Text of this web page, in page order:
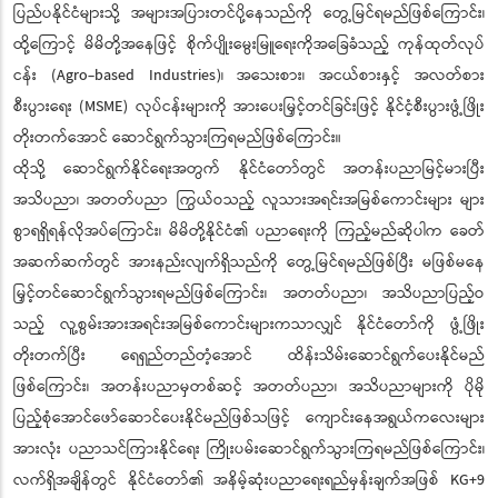
ပြည်ပနိုင်ငံများသို့ အများအပြားတင်ပို့နေသည်ကို တွေ့မြင်ရမည်ဖြစ်ကြောင်း၊
ထို့ကြောင့် မိမိတို့အနေဖြင့် စိုက်ပျိုးမွေးမြူရေးကိုအခြေခံသည့် ကုန်ထုတ်လုပ်
ငန်း (Agro-based Industries)၊ အသေးစား၊ အငယ်စားနှင့် အလတ်စား
စီးပွားရေး (MSME) လုပ်ငန်းများကို အားပေးမြှင့်တင်ခြင်းဖြင့် နိုင်ငံ့စီးပွားဖွံ့ဖြိုး
တိုးတက်အောင် ဆောင်ရွက်သွားကြရမည်ဖြစ်ကြောင်း။
ထိုသို့ ဆောင်ရွက်နိုင်ရေးအတွက် နိုင်ငံတော်တွင် အတန်းပညာမြင့်မားပြီး
အသိပညာ၊ အတတ်ပညာ ကြွယ်ဝသည့် လူသားအရင်းအမြစ်ကောင်းများ များ
စွာရရှိရန်လိုအပ်ကြောင်း၊ မိမိတို့နိုင်ငံ၏ ပညာရေးကို ကြည့်မည်ဆိုပါက ခေတ်
အဆက်ဆက်တွင် အားနည်းလျက်ရှိသည်ကို တွေ့မြင်ရမည်ဖြစ်ပြီး မဖြစ်မနေ
မြှင့်တင်ဆောင်ရွက်သွားရမည်ဖြစ်ကြောင်း၊ အတတ်ပညာ၊ အသိပညာပြည့်ဝ
သည့် လူ့စွမ်းအားအရင်းအမြစ်ကောင်းများကသာလျှင် နိုင်ငံတော်ကို ဖွံ့ဖြိုး
တိုးတက်ပြီး ရေရှည်တည်တံ့အောင် ထိန်းသိမ်းဆောင်ရွက်ပေးနိုင်မည်
ဖြစ်ကြောင်း၊ အတန်းပညာမှတစ်ဆင့် အတတ်ပညာ၊ အသိပညာများကို ပိုမို
ပြည့်စုံအောင်ဖော်ဆောင်ပေးနိုင်မည်ဖြစ်သဖြင့် ကျောင်းနေအရွယ်ကလေးများ
အားလုံး ပညာသင်ကြားနိုင်ရေး ကြိုးပမ်းဆောင်ရွက်သွားကြရမည်ဖြစ်ကြောင်း၊
လက်ရှိအချိန်တွင် နိုင်ငံတော်၏ အနိမ့်ဆုံးပညာရေးရည်မှန်းချက်အဖြစ် KG+9